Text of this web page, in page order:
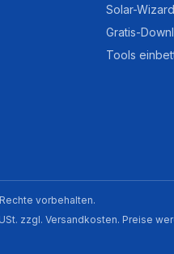
Solar-
Gratis-
Tools
vorbehalten.
zzgl. Versandkosten. Preise